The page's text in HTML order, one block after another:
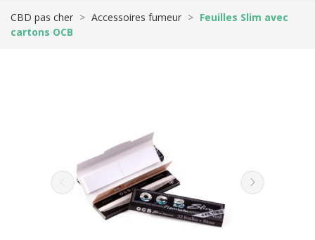
CBD pas cher Accessoires fumeur
Feuilles Slim avec
cartons OCB